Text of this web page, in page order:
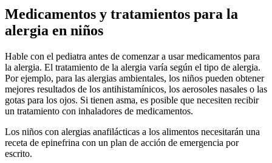
Medicamentos y tratamientos para la
alergia en niños
Hable con el pediatra antes de comenzar a usar medicamentos para
la alergia. El tratamiento de la alergia varía según el tipo de alergia.
Por ejemplo, para las alergias ambientales, los niños pueden obtener
mejores resultados de los antihistamínicos, los aerosoles nasales o las
gotas para los ojos. Si tienen asma, es posible que necesiten recibir
un tratamiento con inhaladores de medicamentos.
Los niños con alergias anafilácticas a los alimentos necesitarán una
receta de epinefrina con un plan de acción de emergencia por
escrito.